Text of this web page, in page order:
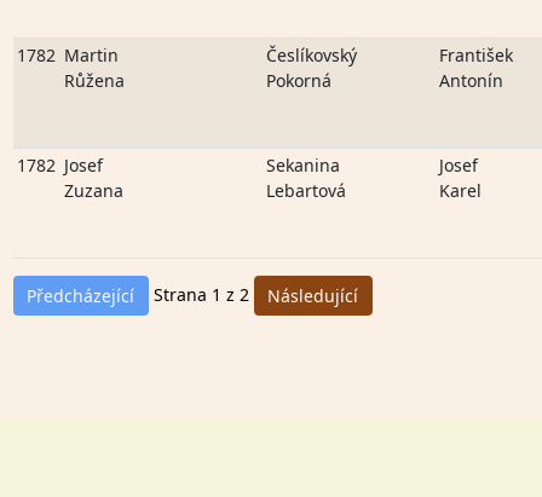
1782 Martin
Růžena
Česlíkovský
Pokorná
František
Antonín
1782 Josef
Zuzana
Sekanina
Lebartová
Josef
Karel
Předcházející Strana 1 z 2 Následující